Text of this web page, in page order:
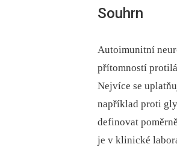
Souhrn
Autoimunitní
přítomností
Nejvíce se
například proti
definovat
je v klinické